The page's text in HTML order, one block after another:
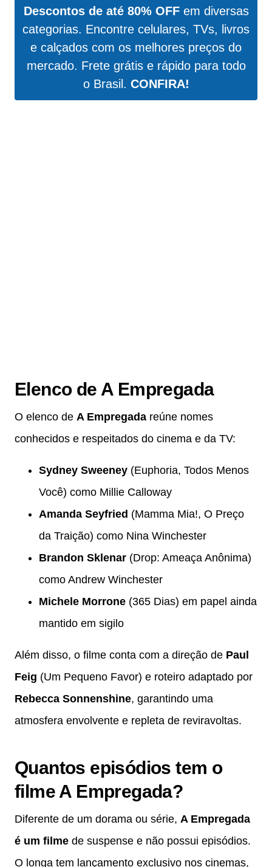
Descontos de até 80% OFFem diversas
categorias. Encontre celulares, TVs, livros
e calçados com os melhores preços do
mercado. Frete grátis e rápido para todo
o Brasil. CONFIRA!
Elenco de A Empregada
O elenco de A Empregada reúne nomes
conhecidos e respeitados do cinema e da TV:
Sydney Sweeney (Euphoria, Todos Menos
Você) como Millie Calloway
Amanda Seyfried (Mamma Mia!, O Preço
da Traição) como Nina Winchester
Brandon Sklenar (Drop: Ameaça Anônima)
como Andrew Winchester
Michele Morrone (365 Dias) em papel ainda
mantido em sigilo
Além disso, o filme conta com a direção de Paul
Feig (Um Pequeno Favor) e roteiro adaptado por
Rebecca Sonnenshine, garantindo uma
atmosfera envolvente e repleta de reviravoltas.
Quantos episódios tem o
filme A Empregada?
Diferente de um dorama ou série, A Empregada
é um filme de suspense e não possui episódios.
O longa tem lançamento exclusivo nos cinemas,